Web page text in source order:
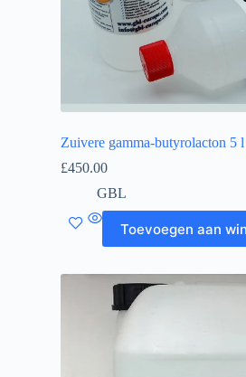
Zuivere gamma-butyrolacton 5 l
£450.00
GBL
Toevoegen aan